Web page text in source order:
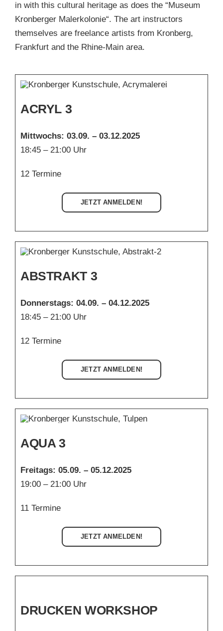
in with this cultural heritage as does the “Museum
Kronberger Malerkolonie“. The art instructors
themselves are freelance artists from Kronberg,
Frankfurt and the Rhine-Main area.
ACRYL 3
Mittwochs: 03.09. – 03.12.2025
18:45 – 21:00 Uhr
12 Termine
JETZT ANMELDEN!
ABSTRAKT 3
Donnerstags: 04.09. – 04.12.2025
18:45 – 21:00 Uhr
12 Termine
JETZT ANMELDEN!
AQUA 3
Freitags: 05.09. – 05.12.2025
19:00 – 21:00 Uhr
11 Termine
JETZT ANMELDEN!
DRUCKEN WORKSHOP